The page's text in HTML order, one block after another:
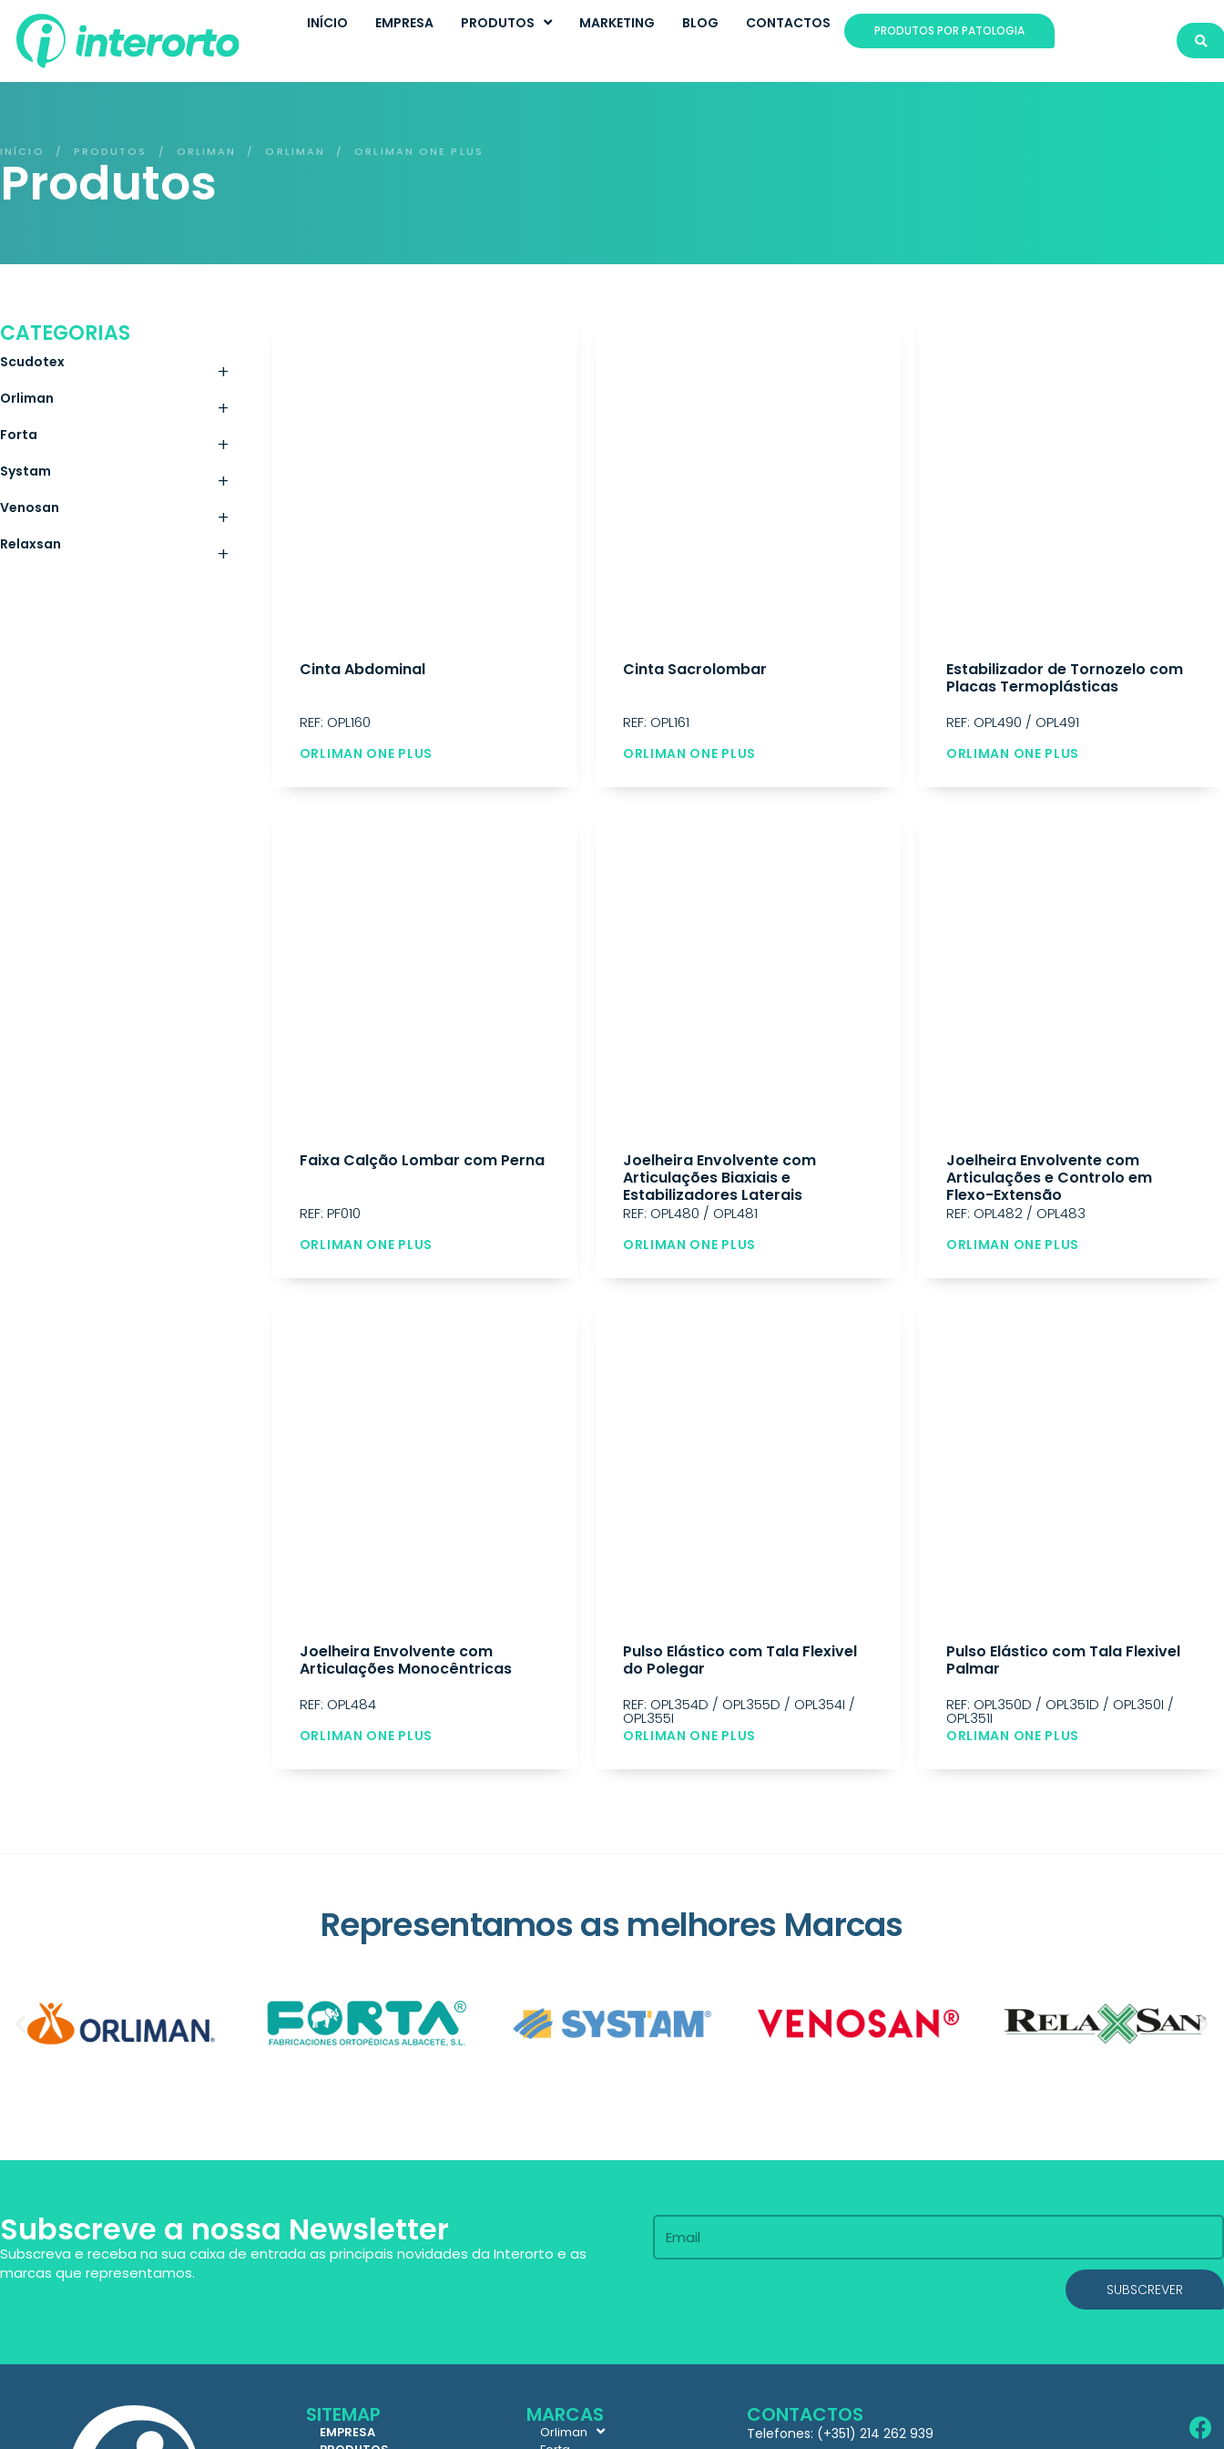
INÍCIO EMPRESA PRODUTOS MARKETING BLOG CONTACTOS PRODUTOS POR PATOLOGIA
INÍCIO / PRODUTOS / ORLIMAN / ORLIMAN / ORLIMAN ONE PLUS
Produtos
CATEGORIAS
+
Scudotex
+
Orliman
+
Forta
+
Systam
+
Venosan
+
Relaxsan
Cinta Abdominal
REF: OPL160
ORLIMAN ONE PLUS
Cinta Sacrolombar
REF: OPL161
ORLIMAN ONE PLUS
Estabilizador de Tornozelo com
Placas Termoplásticas
REF: OPL490 / OPL491
ORLIMAN ONE PLUS
Faixa Calção Lombar com Perna
REF: PF010
ORLIMAN ONE PLUS
Joelheira Envolvente com
Articulações Biaxiais e
Estabilizadores Laterais
REF: OPL480 / OPL481
ORLIMAN ONE PLUS
Joelheira Envolvente com
Articulações e Controlo em
Flexo-Extensão
REF: OPL482 / OPL483
ORLIMAN ONE PLUS
Joelheira Envolvente com
Articulações Monocêntricas
REF: OPL484
ORLIMAN ONE PLUS
Pulso Elástico com Tala Flexivel
do Polegar
REF: OPL354D / OPL355D / OPL354I /
OPL355I
ORLIMAN ONE PLUS
Pulso Elástico com Tala Flexivel
Palmar
REF: OPL350D / OPL351D / OPL350I /
OPL351I
ORLIMAN ONE PLUS
Representamos as melhores Marcas
Subscreve a nossa Newsletter
Subscreva e receba na sua caixa de entrada as principais novidades da Interorto e as
marcas que representamos.
SUBSCREVER
SITEMAP
EMPRESA
MARCAS
Orliman
CONTACTOS
Telefones: (+351) 214 262 939